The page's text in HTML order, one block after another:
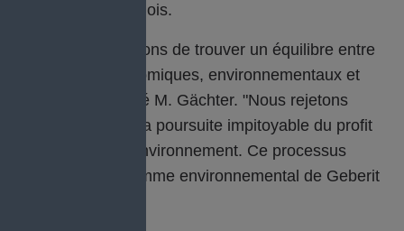
à garantir les emplois.
"Nous nous efforçons de trouver un équilibre entre
les objectifs économiques, environnementaux et
sociaux", a déclaré M. Gächter. "Nous rejetons
catégoriquement la poursuite impitoyable du profit
aux dépens de l'environnement. Ce processus
soutient le programme environnemental de Geberit